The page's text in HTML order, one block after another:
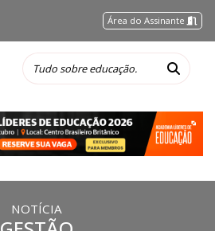
Área do Assinante
NOTÍCIA